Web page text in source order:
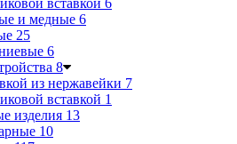
вставкой 6
и медные 6
25
6
8
из нержавейки 7
вставкой 1
изделия 13
10